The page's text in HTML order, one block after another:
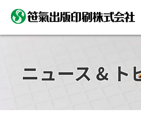
ニュース & ト